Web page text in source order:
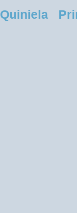
Quiniela